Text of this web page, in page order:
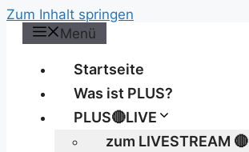
Zum Inhalt springen
Menü
Startseite
Was ist PLUS?
PLUS🔴LIVE
zum LIVESTREAM 🔴